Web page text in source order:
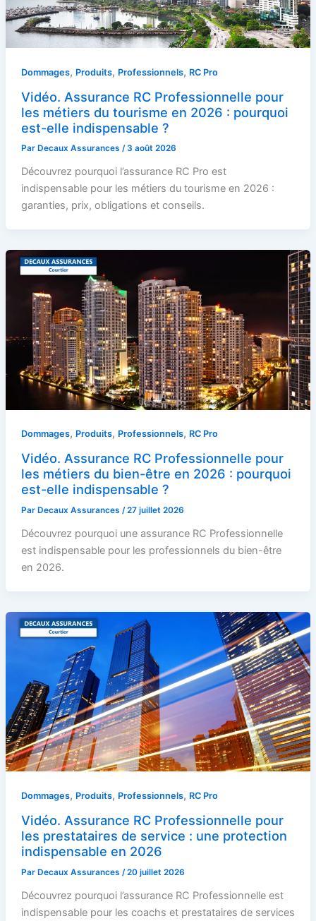
Dommages, Produits, Professionnels, RC Pro
Vidéo. Assurance RC Professionnelle pour
les métiers du tourisme en 2026 : pourquoi
est-elle indispensable ?
Par Decaux Assurances /3 août 2026
Découvrez pourquoi l’assurance RC Pro est
indispensable pour les métiers du tourisme en 2026 :
garanties, prix, obligations et conseils.
Dommages, Produits, Professionnels, RC Pro
Vidéo. Assurance RC Professionnelle pour
les métiers du bien-être en 2026 : pourquoi
est-elle indispensable ?
Par Decaux Assurances /27 juillet 2026
Découvrez pourquoi une assurance RC Professionnelle
est indispensable pour les professionnels du bien-être
en 2026.
Dommages, Produits, Professionnels, RC Pro
Vidéo. Assurance RC Professionnelle pour
les prestataires de service : une protection
indispensable en 2026
Par Decaux Assurances /20 juillet 2026
Découvrez pourquoi l’assurance RC Professionnelle est
indispensable pour les coachs et prestataires de services